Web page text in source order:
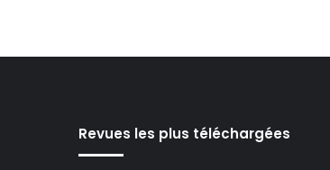
Revues les plus téléchargées